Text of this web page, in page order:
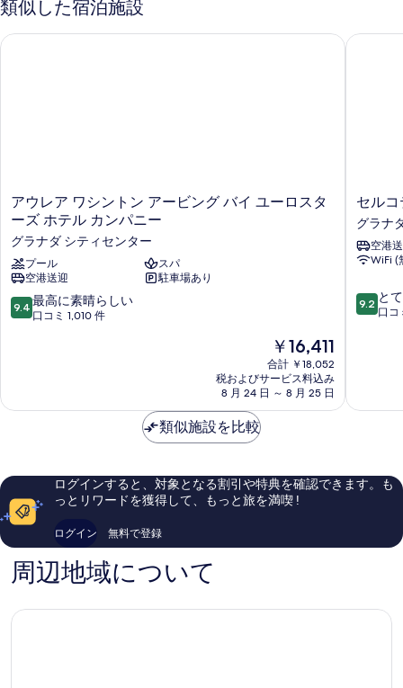
類似した宿泊施設
ア
ウ
ア
ワ
シ
ン
ト
グ
ー
ス
タ
ホ
テ
カ
アウレア ワシントン アービング バイ ユーロスタ
ーズ ホテル カンパニー
グラナダ シティセンター
プール
スパ
空港送迎
駐車場あり
10
段
に
し
口
コ
1,010
件
の
口
9.4 最高に素晴らしい
口コミ 1,010 件
現
在
の
料
金
￥16,411
合計 ￥18,052
税およびサービス料込み
8 月 24 日 ～ 8 月 25 日
アウレア ワシントン アービング バイ ユーロスターズ ホテル
セ
ル
コ
テ
ル
ラ
シ
ン
ラ
ナ
セル
グラナ
空港
WiFi (
10
段
も
し
い、
9.2 と
口コ
セルコ
類似施設を比較
ログインすると、対象となる割引や特典を確認できます。も
っとリワードを獲得して、もっと旅を満喫 !
ログイン 無料で登録
周辺地域について